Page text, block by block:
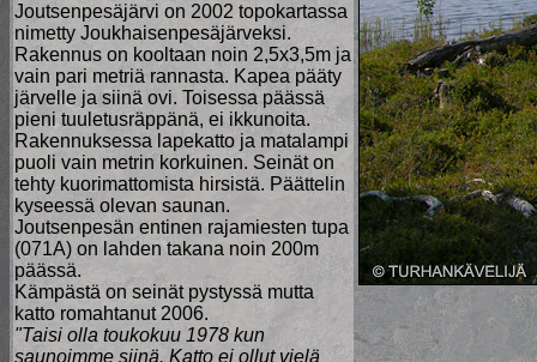
Joutsenpesäjärvi on 2002 topokartassa
nimetty Joukhaisenpesäjärveksi.
Rakennus on kooltaan noin 2,5x3,5m ja
vain pari metriä rannasta. Kapea pääty
järvelle ja siinä ovi. Toisessa päässä
pieni tuuletusräppänä, ei ikkunoita.
Rakennuksessa lapekatto ja matalampi
puoli vain metrin korkuinen. Seinät on
tehty kuorimattomista hirsistä. Päättelin
kyseessä olevan saunan.
Joutsenpesän entinen rajamiesten tupa
(071A) on lahden takana noin 200m
päässä.
Kämpästä on seinät pystyssä mutta
katto romahtanut 2006.
"Taisi olla toukokuu 1978 kun
saunoimme siinä. Katto ei ollut vielä